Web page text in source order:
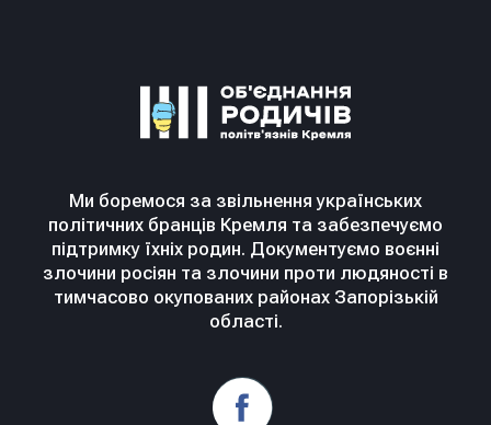
Ми боремося за звільнення українських
політичних бранців Кремля та забезпечуємо
підтримку їхніх родин. Документуємо воєнні
злочини росіян та злочини проти людяності в
тимчасово окупованих районах Запорізькій
області.